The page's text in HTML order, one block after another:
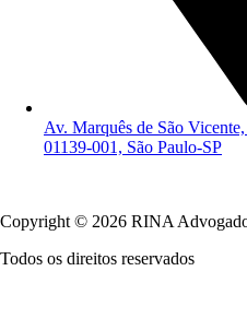
Av. Marquês de São
01139-001, São Paulo-SP
Copyright © 2026 RINA
Todos os direitos reservados